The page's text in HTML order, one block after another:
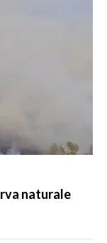
naturale